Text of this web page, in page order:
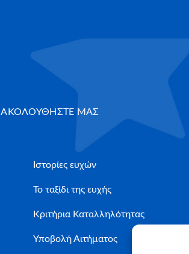
ΑΚΟΛΟΥΘΗΣΤΕ ΜΑΣ
Ιστορίες ευχών
Το ταξίδι της ευχής
Κριτήρια Καταλληλότητας
Υποβολή Αιτήματος